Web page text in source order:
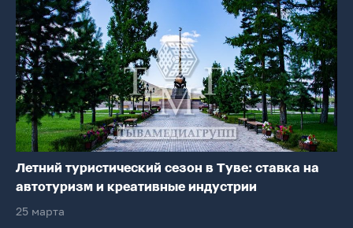
Летний туристический сезон в Туве: ставка на
автотуризм и креативные индустрии
25 марта